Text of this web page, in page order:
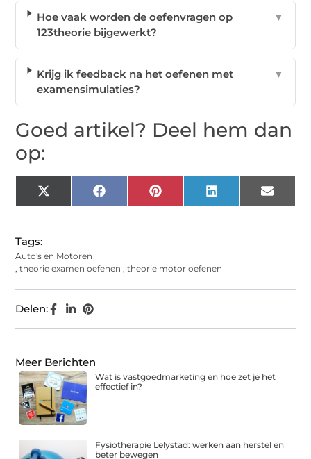
Hoe vaak worden de oefenvragen op
123theorie bijgewerkt?
▼
Krijg ik feedback na het oefenen met
examensimulaties?
▼
Goed artikel? Deel hem dan
op:
X
(Twitter)
Facebook Pinterest LinkedIn Email
Tags:
Auto's en Motoren
,theorie examen oefenen ,theorie motor oefenen
Delen:
Meer Berichten
Wat is vastgoedmarketing en hoe zet je het
effectief in?
Fysiotherapie Lelystad: werken aan herstel en
beter bewegen